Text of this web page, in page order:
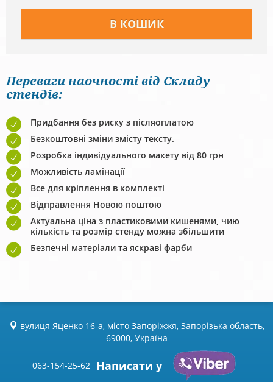
Переваги наочності від Складу
стендів:
Придбання без риску з післяоплатою
Безкоштовні зміни змісту тексту.
Розробка індивідуального макету від 80 грн
Можливість ламінації
Все для кріплення в комплекті
Відправлення Новою поштою
Актуальна ціна з пластиковими кишенями, чию
кількість та розмір стенду можна збільшити
Безпечні матеріали та яскраві фарби
вулиця Яценко 16-а, місто Запоріжжя, Запорізька область,
69000, Україна
063-154-25-62 Написати у